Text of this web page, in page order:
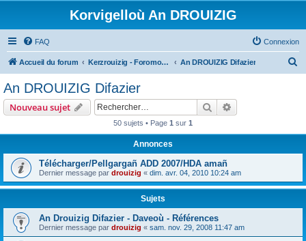
Korvigelloù An DROUIZIG
FAQ Connexion
Accueil du forum Kerzrouizig - Foromoù An Drouizig An DROUIZIG Difazier
e
r
An DROUIZIG Difazier
Nouveau sujet Rechercher
50 sujets • Page 1 sur 1
Annonces
Télécharger/Pellgargañ ADD 2007/HDA amañ
Dernier message par drouizig « dim. avr. 04, 2010 10:24 am
Sujets
An Drouizig Difazier - Daveoù - Références
Dernier message par drouizig « sam. nov. 29, 2008 11:47 am